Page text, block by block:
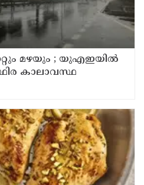
മഴയും ; യുഎഇയില്‍
കാലാവസ്ഥ